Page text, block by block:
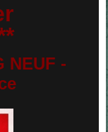
NEUF -